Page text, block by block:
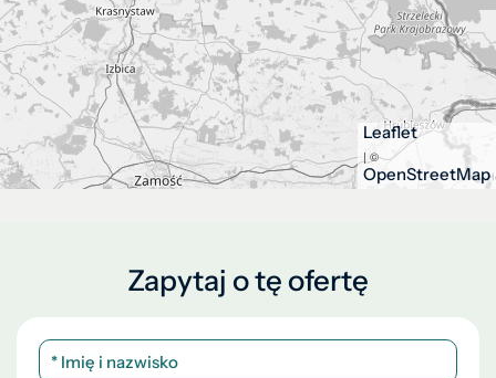
Leaflet
| ©
OpenStreetMap
Zapytaj o tę ofertę